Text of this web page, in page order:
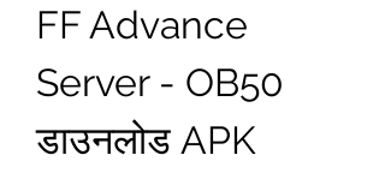
FF Advance
Server - OB50
डाउनलोड APK